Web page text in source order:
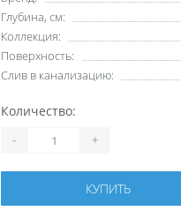
Глубина, см:
Коллекция:
Поверхность:
Слив в канализацию:
Количество:
- +
КУПИТЬ